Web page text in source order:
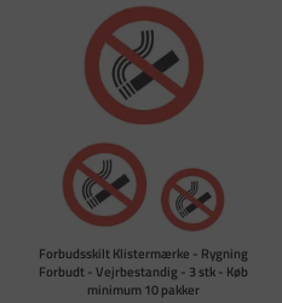
Forbudsskilt Klistermærke - Rygning
Forbudt - Vejrbestandig - 3 stk - Køb
minimum 10 pakker